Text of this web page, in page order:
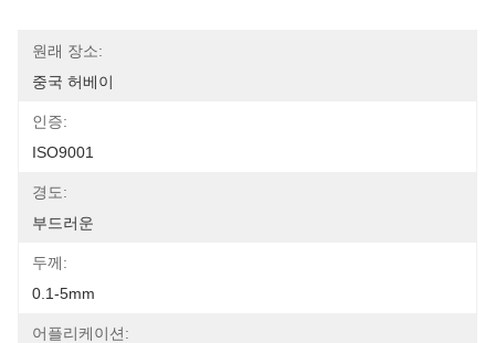
원래 장소:
중국 허베이
인증:
ISO9001
경도:
부드러운
두께:
0.1-5mm
어플리케이션: